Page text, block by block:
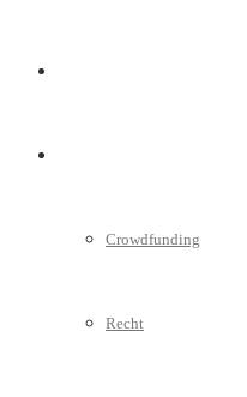
Crowdfunding
Recht